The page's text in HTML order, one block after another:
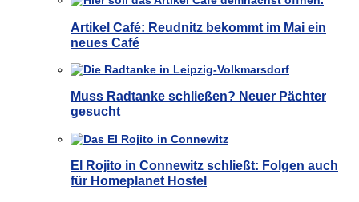
Artikel Café: Reudnitz bekommt im Mai ein
neues Café
Muss Radtanke schließen? Neuer Pächter
gesucht
El Rojito in Connewitz schließt: Folgen auch
für Homeplanet Hostel